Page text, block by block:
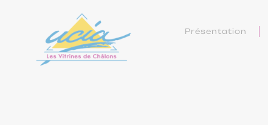
Présentation